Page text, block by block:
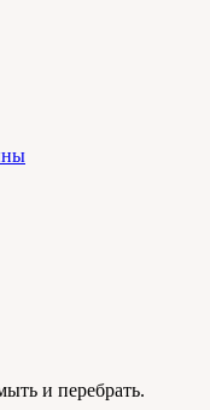
и перебрать.